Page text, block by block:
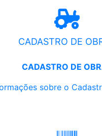
CADASTRO DE
CADASTRO DE
sobre o